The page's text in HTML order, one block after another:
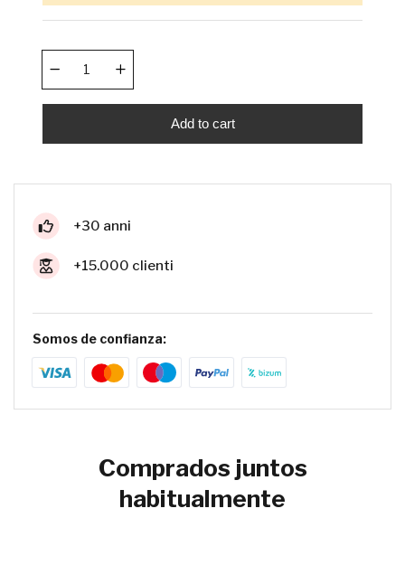
Add to cart
+30 anni
+15.000 clienti
Somos de confianza:
Comprados juntos
habitualmente